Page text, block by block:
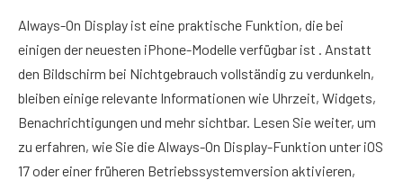
Always-On Display ist eine praktische Funktion, die bei
einigen der neuesten iPhone-Modelle verfügbar ist . Anstatt
den Bildschirm bei Nichtgebrauch vollständig zu verdunkeln,
bleiben einige relevante Informationen wie Uhrzeit, Widgets,
Benachrichtigungen und mehr sichtbar. Lesen Sie weiter, um
zu erfahren, wie Sie die Always-On Display-Funktion unter iOS
17 oder einer früheren Betriebssystemversion aktivieren,